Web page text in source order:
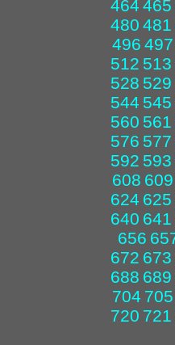
464 465
480 481
496 497
512 513
528 529
544 545
560 561
576 577
592 593
608 609
624 625
640 641
656
672 673
688 689
704 705
720 721